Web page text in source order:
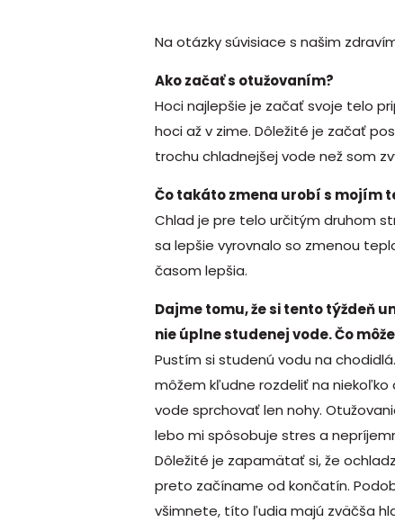
Na otázky súvisiace s našim
Ako začať s otužovaním?
Hoci najlepšie je začať svoje telo
hoci až v zime. Dôležité je začať
trochu chladnejšej vode než som
Čo takáto zmena urobí s mojím
Chlad je pre telo určitým druhom
sa lepšie vyrovnalo so zmenou
časom lepšia.
Dajme tomu, že si tento týždeň
nie úplne studenej vode. Čo
Pustím si studenú vodu na
môžem kľudne rozdeliť na niekoľko
vode sprchovať len nohy.
lebo mi spôsobuje stres a
Dôležité je zapamätať si, že
preto začíname od končatín.
všimnete, títo ľudia majú zväčša